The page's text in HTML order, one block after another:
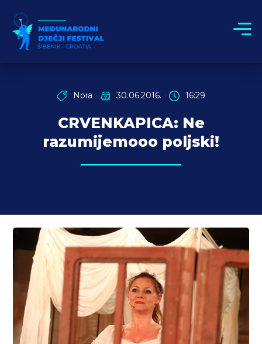
Nora 30.06.2016. 16:29
CRVENKAPICA: Ne
razumijemooo poljski!